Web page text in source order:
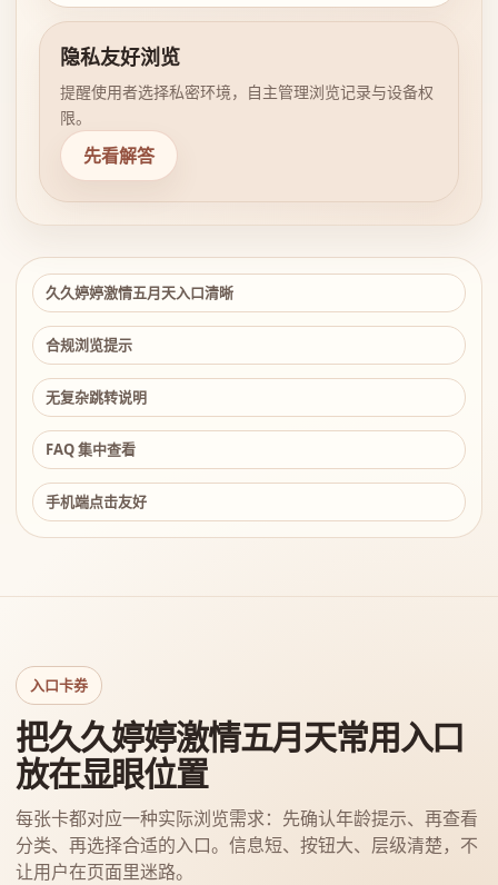
隐私友好浏览
提醒使用者选择私密环境，自主管理浏览记录与设备权
限。
先看解答
久久婷婷激情五月天入口清晰
合规浏览提示
无复杂跳转说明
FAQ 集中查看
手机端点击友好
入口卡券
把久久婷婷激情五月天常用入口
放在显眼位置
每张卡都对应一种实际浏览需求：先确认年龄提示、再查看
分类、再选择合适的入口。信息短、按钮大、层级清楚，不
让用户在页面里迷路。